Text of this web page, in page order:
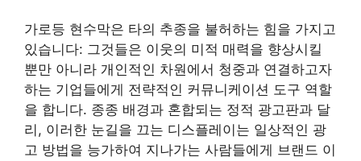
가로등 현수막은 타의 추종을 불허하는 힘을 가지고
있습니다: 그것들은 이웃의 미적 매력을 향상시킬
뿐만 아니라 개인적인 차원에서 청중과 연결하고자
하는 기업들에게 전략적인 커뮤니케이션 도구 역할
을 합니다. 종종 배경과 혼합되는 정적 광고판과 달
리, 이러한 눈길을 끄는 디스플레이는 일상적인 광
고 방법을 능가하여 지나가는 사람들에게 브랜드 이